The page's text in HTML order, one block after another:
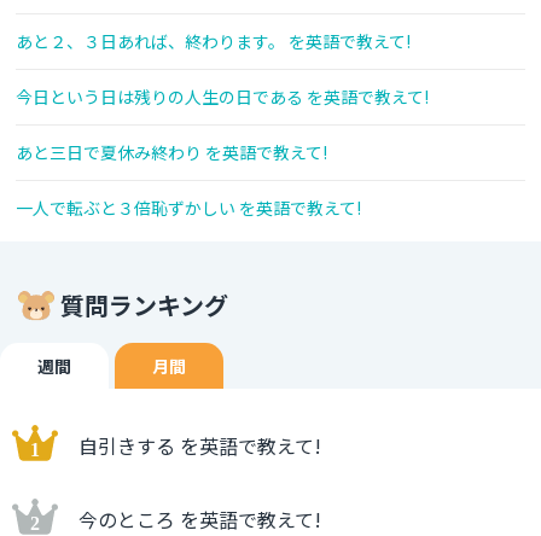
あと２、３日あれば、終わります。 を英語で教えて!
今日という日は残りの人生の日である を英語で教えて!
あと三日で夏休み終わり を英語で教えて!
一人で転ぶと３倍恥ずかしい を英語で教えて!
質問ランキング
週間 月間
自引きする を英語で教えて!
今のところ を英語で教えて!